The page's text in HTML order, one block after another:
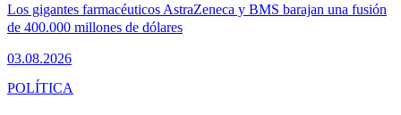
Los gigantes farmacéuticos AstraZeneca y BMS barajan una fusión
de 400.000 millones de dólares
03.08.2026
POLÍTICA